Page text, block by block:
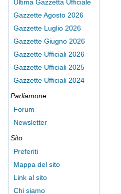
Ultima Gazzetta Ufficiale
Gazzette Agosto 2026
Gazzette Luglio 2026
Gazzette Giugno 2026
Gazzette Ufficiali 2026
Gazzette Ufficiali 2025
Gazzette Ufficiali 2024
Parliamone
Forum
Newsletter
Sito
Preferiti
Mappa del sito
Link al sito
Chi siamo